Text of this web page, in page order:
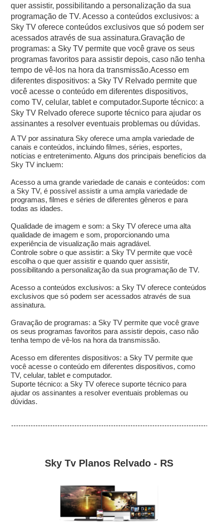
quer assistir, possibilitando a personalização da sua
programação de TV. Acesso a conteúdos exclusivos: a
Sky TV oferece conteúdos exclusivos que só podem ser
acessados através de sua assinatura.Gravação de
programas: a Sky TV permite que você grave os seus
programas favoritos para assistir depois, caso não tenha
tempo de vê-los na hora da transmissão.Acesso em
diferentes dispositivos: a Sky TV Relvado permite que
você acesse o conteúdo em diferentes dispositivos,
como TV, celular, tablet e computador.Suporte técnico: a
Sky TV Relvado oferece suporte técnico para ajudar os
assinantes a resolver eventuais problemas ou dúvidas.
A TV por assinatura Sky oferece uma ampla variedade de
canais e conteúdos, incluindo filmes, séries, esportes,
notícias e entretenimento. Alguns dos principais benefícios da
Sky TV incluem:
Acesso a uma grande variedade de canais e conteúdos: com
a Sky TV, é possível assistir a uma ampla variedade de
programas, filmes e séries de diferentes gêneros e para
todas as idades.
Qualidade de imagem e som: a Sky TV oferece uma alta
qualidade de imagem e som, proporcionando uma
experiência de visualização mais agradável.
Controle sobre o que assistir: a Sky TV permite que você
escolha o que quer assistir e quando quer assistir,
possibilitando a personalização da sua programação de TV.
Acesso a conteúdos exclusivos: a Sky TV oferece conteúdos
exclusivos que só podem ser acessados através de sua
assinatura.
Gravação de programas: a Sky TV permite que você grave
os seus programas favoritos para assistir depois, caso não
tenha tempo de vê-los na hora da transmissão.
Acesso em diferentes dispositivos: a Sky TV permite que
você acesse o conteúdo em diferentes dispositivos, como
TV, celular, tablet e computador.
Suporte técnico: a Sky TV oferece suporte técnico para
ajudar os assinantes a resolver eventuais problemas ou
dúvidas.
Sky Tv Planos Relvado - RS